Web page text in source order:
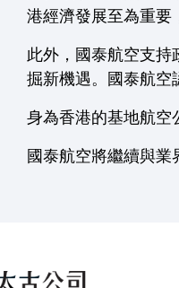
港經濟發展至為重要
此外，國泰航空支持
掘新機遇。國泰航空
身為香港的基地航空
國泰航空將繼續與業